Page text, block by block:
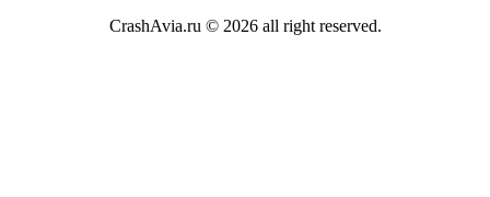
CrashAvia.ru © 2026 all right reserved.